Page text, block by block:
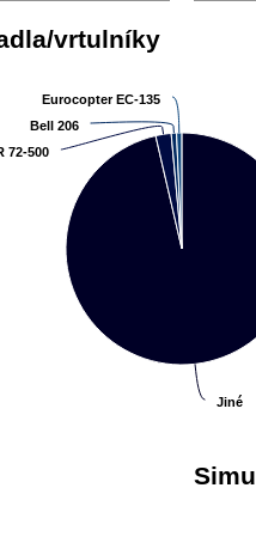
vrtulníky
Jiné
Jiné
72-500
72-500
Bell 206
Bell 206
Eurocopter EC-135
Eurocopter EC-135